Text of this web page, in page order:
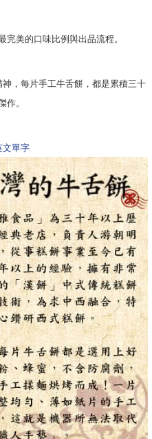
美的口味比例與出品流程。
，每片手工牛舌餅，都是累積三十
作。
文單字